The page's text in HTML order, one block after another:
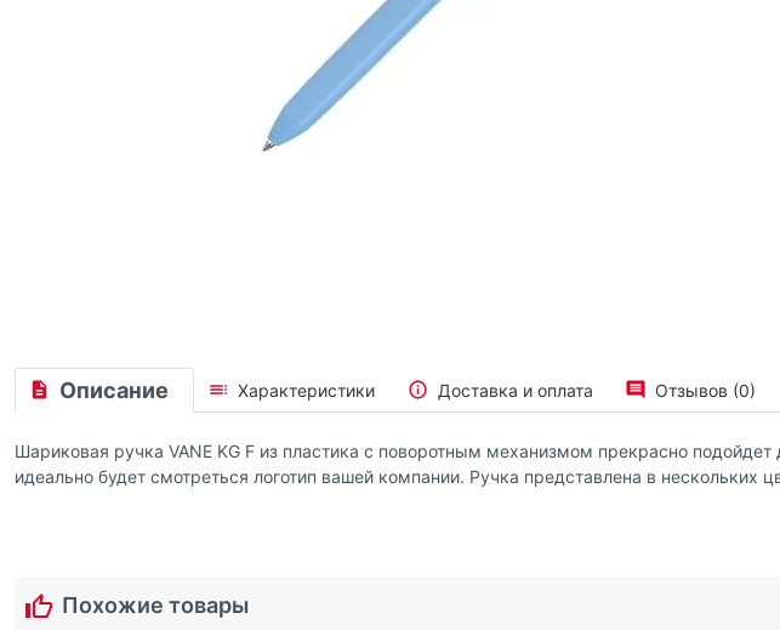
Описание Характеристики Доставка и оплата Отзывов (0)
Шариковая ручка VANE KG F из пластика с поворотным механизмом прекрасно
идеально будет смотреться логотип вашей компании. Ручка представлена в нескольких
Похожие товары